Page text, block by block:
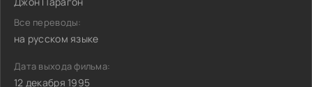
Все переводы:
на русском языке
Дата выхода фильма:
12 декабря 1995